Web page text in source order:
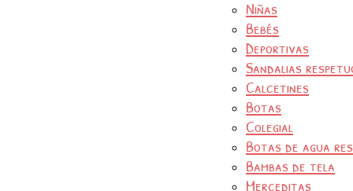
Niñas
Bebés
Deportivas
Sandalias
Calcetines
Botas
Colegial
Botas de agua
Bambas de tela
Merceditas